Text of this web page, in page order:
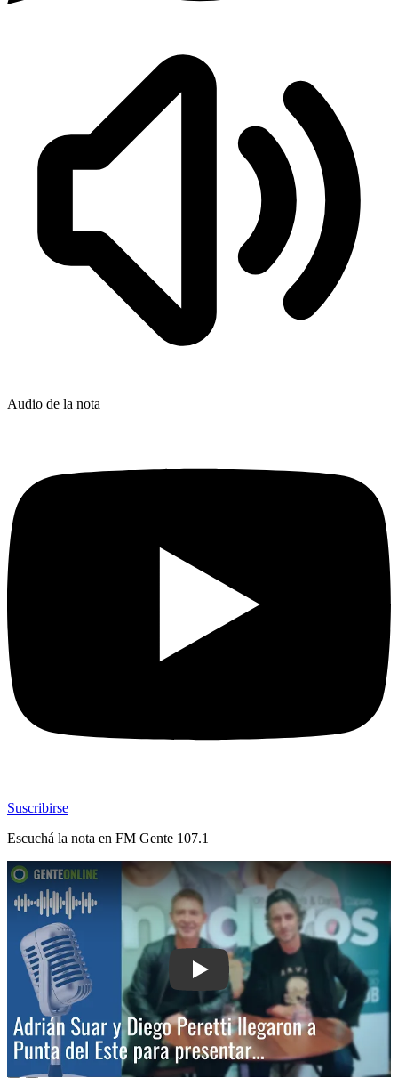
Audio de la nota
Suscribirse
Escuchá la nota en FM Gente 107.1
Play: Adrián Suar y Diego Peretti